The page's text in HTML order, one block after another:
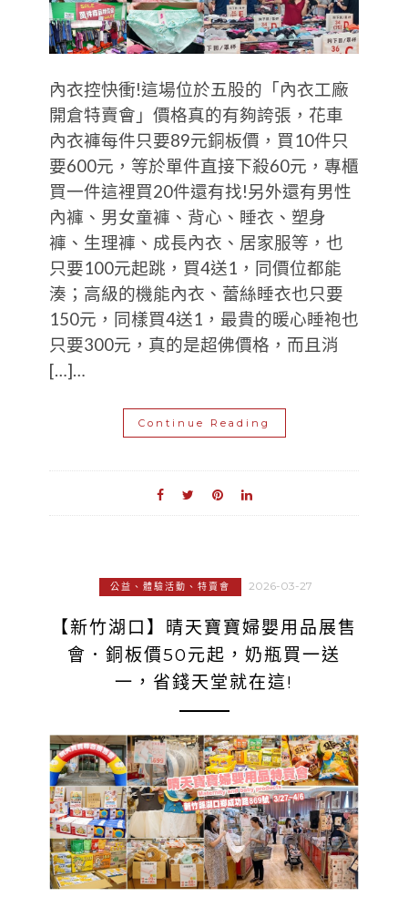
內衣控快衝!這場位於五股的「內衣工廠
開倉特賣會」價格真的有夠誇張，花車
內衣褲每件只要89元銅板價，買10件只
要600元，等於單件直接下殺60元，專櫃
買一件這裡買20件還有找!另外還有男性
內褲、男女童褲、背心、睡衣、塑身
褲、生理褲、成長內衣、居家服等，也
只要100元起跳，買4送1，同價位都能
湊；高級的機能內衣、蕾絲睡衣也只要
150元，同樣買4送1，最貴的暖心睡袍也
只要300元，真的是超佛價格，而且消
[…]…
Continue Reading
公益、體驗活動、特賣會 2026-03-27
【新竹湖口】晴天寶寶婦嬰用品展售
會．銅板價50元起，奶瓶買一送
一，省錢天堂就在這!